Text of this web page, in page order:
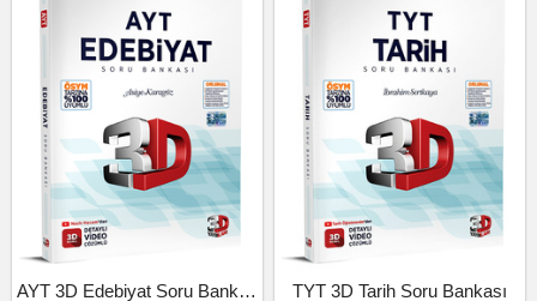
AYT 3D Edebiyat Soru Bankası TYT 3D Tarih Soru Bankası